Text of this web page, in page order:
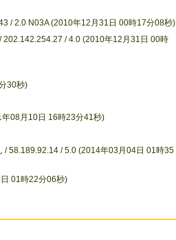
/ 2.0 N03A (2010年12月31日 00時17分08秒)
/ 4.0 (2010年12月31日 00時
30秒)
08月10日 16時23分41秒)
/ 58.189.92.14 / 5.0 (2014年03月04日 01時35
01時22分06秒)